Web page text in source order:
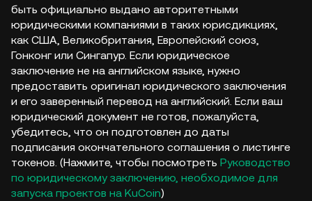
быть официально выдано авторитетными
юридическими компаниями в таких юрисдикциях,
как США, Великобритания, Европейский союз,
Гонконг или Сингапур. Если юридическое
заключение не на английском языке, нужно
предоставить оригинал юридического заключения
и его заверенный перевод на английский. Если ваш
юридический документ не готов, пожалуйста,
убедитесь, что он подготовлен до даты
подписания окончательного соглашения о листинге
токенов. (Нажмите, чтобы посмотреть Руководство
по юридическому заключению, необходимое для
запуска проектов на KuCoin)